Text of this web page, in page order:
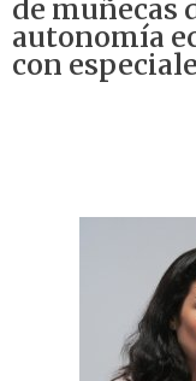
de muñecas
autonomía
con